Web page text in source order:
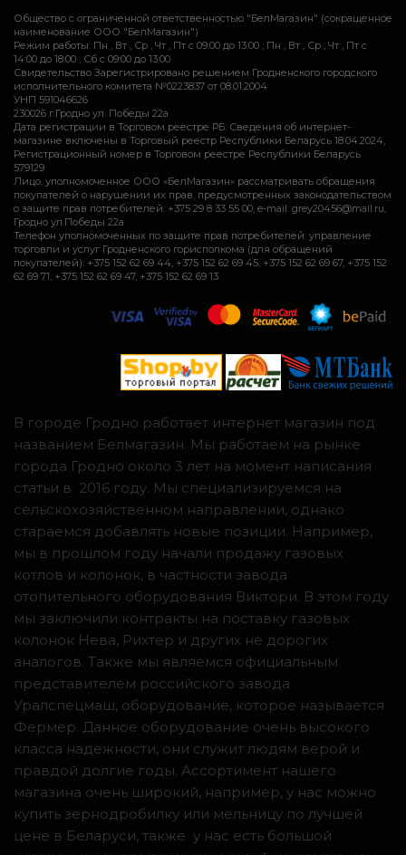
Общество с ограниченной ответственностью "БелМагазин" (сокращенное
наименование ООО "БелМагазин")
Режим работы: Пн , Вт , Ср , Чт , Пт c 09:00 до 13:00 ; Пн , Вт , Ср , Чт , Пт c
14:00 до 18:00 ; Сб c 09:00 до 13:00
Свидетельство Зарегистрировано решением Гродненского городского
исполнительного комитета №0223837 от 08.01.2004
УНП 591046626
230026 г.Гродно ул. Победы 22а
Дата регистрации в Торговом реестре РБ: Сведения об интернет-
магазине включены в Торговый реестр Республики Беларусь 18.04.2024,
Регистрационный номер в Торговом реестре Республики Беларусь
579129
Лицо, уполномоченное ООО «БелМагазин» рассматривать обращения
покупателей о нарушении их прав, предусмотренных законодательством
о защите прав потребителей: +375 29 8 33 55 00, e-mail: grey20456@mail.ru,
Гродно ул.Победы 22а
Телефон уполномоченных по защите прав потребителей: управление
торговли и услуг Гродненского горисполкома (для обращений
покупателей): +375 152 62 69 44, +375 152 62 69 45, +375 152 62 69 67, +375 152
62 69 71, +375 152 62 69 47, +375 152 62 69 13
В городе Гродно работает интернет магазин под
названием Белмагазин. Мы работаем на рынке
города Гродно около 3 лет на момент написания
статьи в 2016 году. Мы специализируемся на
сельскохозяйственном направлении, однако
стараемся добавлять новые позиции. Например,
мы в прошлом году начали продажу газовых
котлов и колонок, в частности завода
отопительного оборудования Виктори. В этом году
мы заключили контракты на поставку газовых
колонок Нева, Рихтер и других не дорогих
аналогов. Также мы являемся официальным
представителем российского завода
Уралспецмаш, оборудование, которое называется
Фермер. Данное оборудование очень высокого
класса надежности, они служит людям верой и
правдой долгие годы. Ассортимент нашего
магазина очень широкий, например, у нас можно
купить зернодробилку или мельницу по лучшей
цене в Беларуси, также у нас есть большой